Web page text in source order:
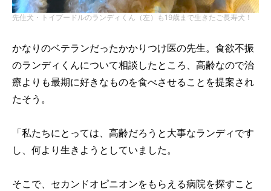
先住犬・トイプードルのランディくん（左）も19歳まで生きたご長寿犬！
かなりのベテランだったかかりつけ医の先生。食欲不振
のランディくんについて相談したところ、高齢なので治
療よりも最期に好きなものを食べさせることを提案され
たそう。
「私たちにとっては、高齢だろうと大事なランディです
し、何より生きようとしていました。
そこで、セカンドオピニオンをもらえる病院を探すこと